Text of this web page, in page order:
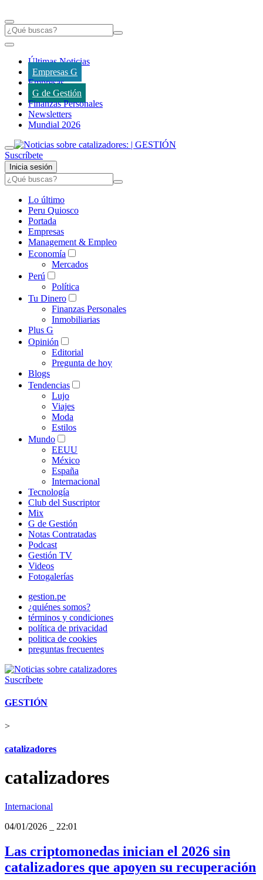
Últimas Noticias
Empresas G
Empresas
G de Gestión
Finanzas Personales
Newsletters
Mundial 2026
Suscríbete
Inicia sesión
Lo último
Peru Quiosco
Portada
Empresas
Management & Empleo
Economía
Mercados
Perú
Política
Tu Dinero
Finanzas Personales
Inmobiliarias
Plus G
Opinión
Editorial
Pregunta de hoy
Blogs
Tendencias
Lujo
Viajes
Moda
Estilos
Mundo
EEUU
México
España
Internacional
Tecnología
Club del Suscriptor
Mix
G de Gestión
Notas Contratadas
Podcast
Gestión TV
Videos
Fotogalerías
gestion.pe
¿quiénes somos?
términos y condiciones
política de privacidad
politica de cookies
preguntas frecuentes
Suscríbete
GESTIÓN
>
catalizadores
catalizadores
Internacional
04/01/2026
22:01
Las criptomonedas inician el 2026 sin
catalizadores que apoyen su recuperación